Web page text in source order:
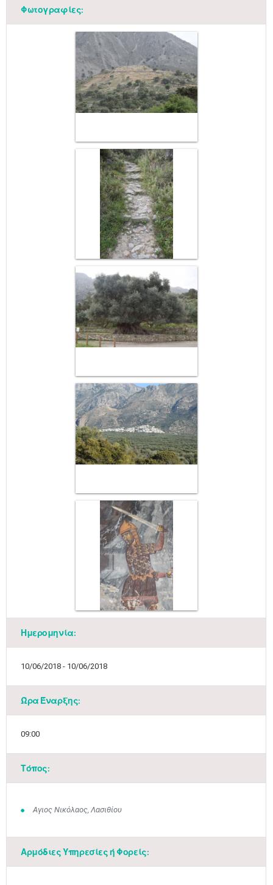
Φωτογραφίες:
Ημερομηνία:
10/06/2018 - 10/06/2018
Ώρα Έναρξης:
09:00
Τόπος:
Αγιος Νικόλαος, Λασιθίου
Αρμόδιες Υπηρεσίες ή Φορείς: